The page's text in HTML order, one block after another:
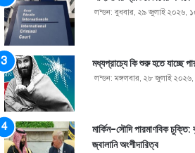
লন্ডন: বুধবার, ২৯ জুলাই ২০২৬,
মধ্যপ্রাচ্যে কি শুরু হতে যাচ্ছে
লন্ডন: মঙ্গলবার, ২৮ জুলাই ২০২৬,
মার্কিন-সৌদি পারমাণবিক
জ্বালানি অংশীদারিত্ব